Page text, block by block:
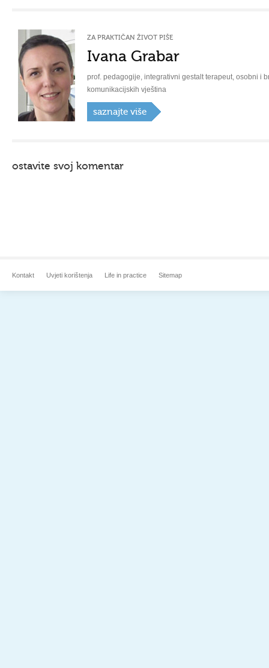
ZA PRAKTIČAN ŽIVOT PIŠE
Ivana Grabar
prof. pedagogije, integrativni gestalt terapeut, osobni i
komunikacijskih vještina
saznajte više
ostavite svoj komentar
Kontakt Uvjeti korištenja Life in practice Sitemap